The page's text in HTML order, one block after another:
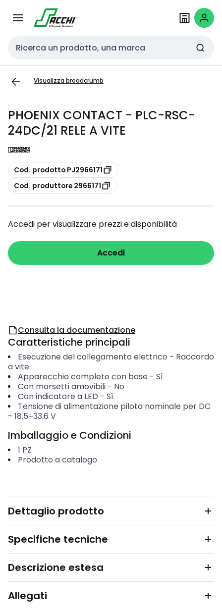
navigazionecontenuto
Cerca input
Visualizza breadcrumb
PHOENIX CONTACT - PLC-RSC-
24DC/21 RELE A VITE
copia
Cod. prodotto PJ2966171
copia
Cod. produttore 2966171
Accedi per visualizzare prezzi e disponibilità
Accedi
Consulta la documentazione
Caratteristiche principali
Esecuzione del collegamento elettrico - Raccordo
a vite
Apparecchio completo con base - Sì
Con morsetti amovibili- No
Con indicatore a LED - Sì
Tensione di alimentazione pilota nominale per DC
- 18.5÷33.6 V
Imballaggio e Condizioni
1 PZ
Prodotto a catalogo
Dettaglio prodotto
Specifiche tecniche
Descrizione estesa
Allegati